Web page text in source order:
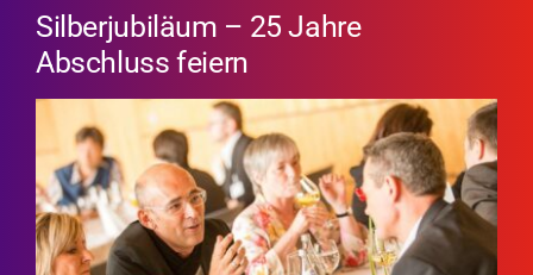
Silberjubiläum – 25 Jahre
Abschluss feiern